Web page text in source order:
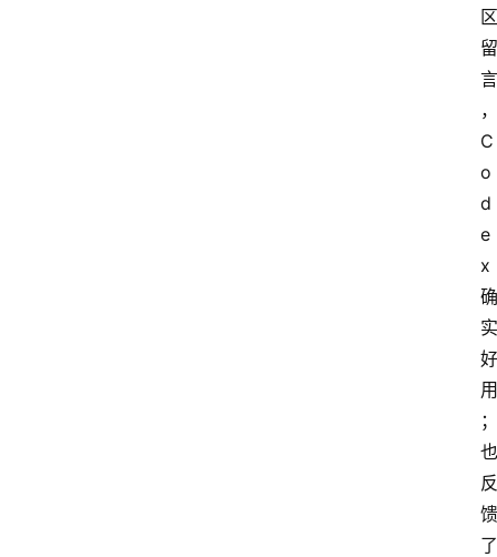
区
留
言
，
C
o
d
e
x
确
实
好
用
；
也
反
馈
了